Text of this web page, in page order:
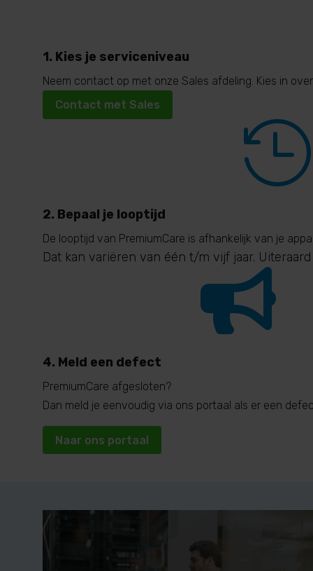
1. Kies je serviceniveau
Neem contact op met onze Sales afdeling. Kies in
Contact met Sales

2. Bepaal je looptijd
De looptijd van PremiumCare is afhankelijk van je
Dat kan variëren van één t/m vijf jaar.

4. Meld een defect
PremiumCare afgesloten?
Dan meld je eenvoudig via ons portaal als er een
Naar ons portaal